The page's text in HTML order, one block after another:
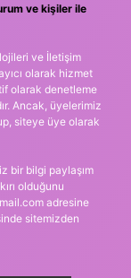
ve kişiler ile
ve İletişim
olarak hizmet
olarak denetleme
Ancak, üyelerimiz
siteye üye olarak
bir bilgi paylaşım
olduğunu
adresine
sitemizden